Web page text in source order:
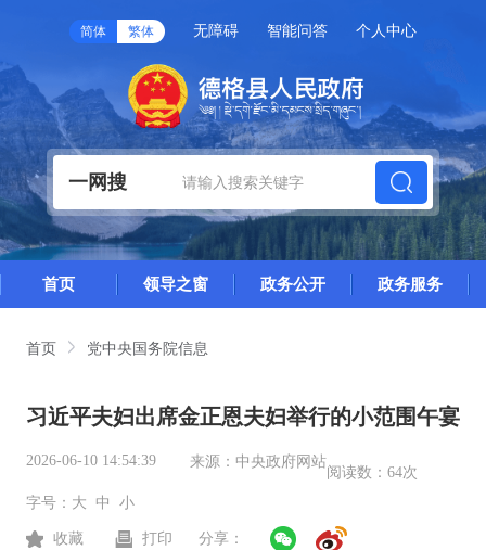
简体 繁体 无障碍 智能问答 个人中心
一网搜
首页 领导之窗 政务公开 政务服务
首页 党中央国务院信息
习近平夫妇出席金正恩夫妇举行的小范围午宴
2026-06-10 14:54:39 来源： 中央政府网站
阅读数： 64次
字号： 大 中 小
收藏 打印 分享：